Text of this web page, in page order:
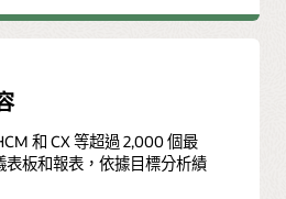
和 CX 等超過 2,000 個最
表板和報表，依據目標分析績